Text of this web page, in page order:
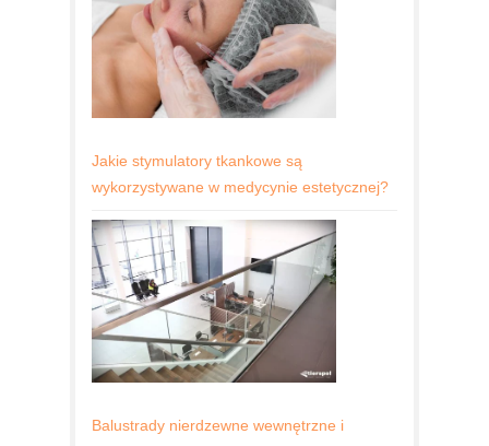
Jakie stymulatory tkankowe są
wykorzystywane w medycynie estetycznej?
Balustrady nierdzewne wewnętrzne i